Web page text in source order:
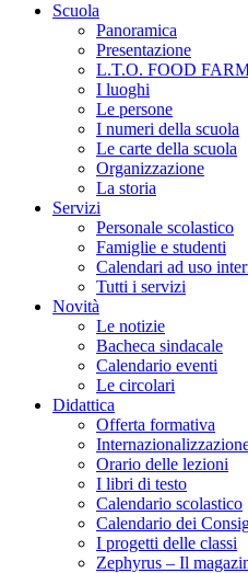
Scuola
Panoramica
Presentazione
L.T.O. FOOD
I luoghi
Le persone
I numeri della scuola
Le carte della scuola
Organizzazione
La storia
Servizi
Personale scolastico
Famiglie e studenti
Calendari ad uso
Tutti i servizi
Novità
Le notizie
Bacheca sindacale
Calendario eventi
Le circolari
Didattica
Offerta formativa
Orario delle lezioni
I libri di testo
Calendario scolastico
Calendario dei
I progetti delle classi
Zephyrus – Il